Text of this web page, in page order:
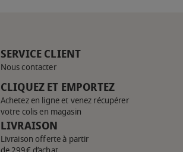
SERVICE CLIENT
Nous contacter
CLIQUEZ ET EMPORTEZ
Achetez en ligne et venez récupérer
votre colis en magasin
LIVRAISON
Livraison offerte à partir